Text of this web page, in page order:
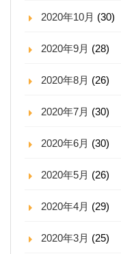
2020年10月 (30)
2020年9月 (28)
2020年8月 (26)
2020年7月 (30)
2020年6月 (30)
2020年5月 (26)
2020年4月 (29)
2020年3月 (25)